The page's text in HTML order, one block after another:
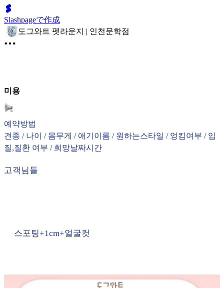
Slashpageで作成
도그와트 펫라운지 | 인천문학점
미용
예약방법
견종 / 나이 / 몸무게 / 애기이름 / 원하는스타일 / 엉킴여부 / 입
질,질환 여부 / 희망날짜시간
고객님들
스포팅+1cm+얼굴컷